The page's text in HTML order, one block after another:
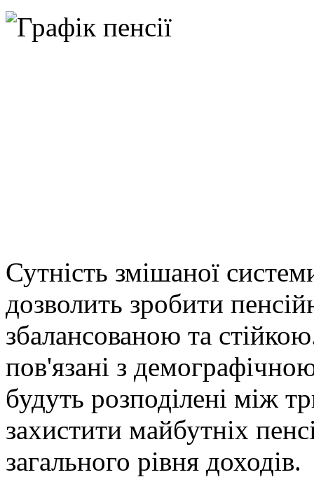
Сутність змішаної
дозволить зробити
збалансованою та
пов'язані з
будуть розподілені між
захистити майбутніх
загального рівня доходів.